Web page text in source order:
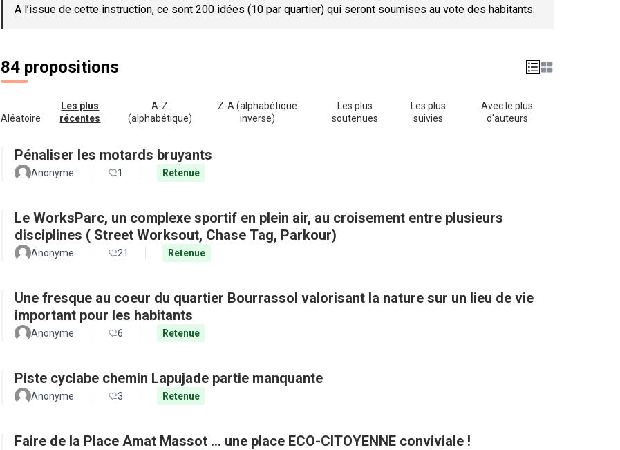
A l’issue de cette instruction, ce sont 200 idées (10 par quartier) qui seront soumises au vote des habitants.
84 propositions
Aléatoire
Les plus
récentes
A-Z
(alphabétique)
Z-A (alphabétique
inverse)
Les plus
soutenues
Les plus
suivies
Avec le plus
d'auteurs
Pénaliser les motards bruyants
Anonyme 1 Retenue
Le WorksParc, un complexe sportif en plein air, au croisement entre plusieurs
disciplines ( Street Worksout, Chase Tag, Parkour)
Anonyme 21 Retenue
Une fresque au coeur du quartier Bourrassol valorisant la nature sur un lieu de vie
important pour les habitants
Anonyme 6 Retenue
Piste cyclabe chemin Lapujade partie manquante
Anonyme 3 Retenue
Faire de la Place Amat Massot ... une place ECO-CITOYENNE conviviale !